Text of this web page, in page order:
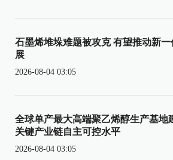
石墨烯堆垛难题被攻克 有望推动新
展
2026-08-04 03:05
全球单产最大高端聚乙烯醇生产基地
关键产业链自主可控水平
2026-08-04 03:05